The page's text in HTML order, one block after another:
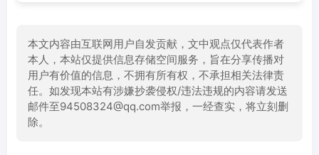
本文内容由互联网用户自发贡献，文中观点仅代表作者
本人，本站仅提供信息存储空间服务，旨在分享传播对
用户有价值的信息，不拥有所有权，不承担相关法律责
任。如发现本站有涉嫌抄袭侵权/违法违规的内容请发送
邮件至94508324@qq.com举报，一经查实，将立刻删
除。